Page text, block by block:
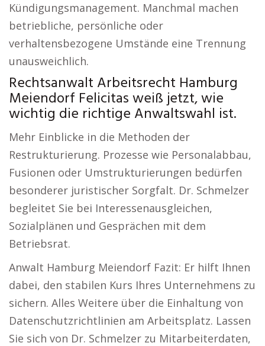
Kündigungsmanagement. Manchmal machen
betriebliche, persönliche oder
verhaltensbezogene Umstände eine Trennung
unausweichlich.
Rechtsanwalt Arbeitsrecht Hamburg
Meiendorf Felicitas weiß jetzt, wie
wichtig die richtige Anwaltswahl ist.
Mehr Einblicke in die Methoden der
Restrukturierung. Prozesse wie Personalabbau,
Fusionen oder Umstrukturierungen bedürfen
besonderer juristischer Sorgfalt. Dr. Schmelzer
begleitet Sie bei Interessenausgleichen,
Sozialplänen und Gesprächen mit dem
Betriebsrat.
Anwalt Hamburg Meiendorf Fazit: Er hilft Ihnen
dabei, den stabilen Kurs Ihres Unternehmens zu
sichern. Alles Weitere über die Einhaltung von
Datenschutzrichtlinien am Arbeitsplatz. Lassen
Sie sich von Dr. Schmelzer zu Mitarbeiterdaten,